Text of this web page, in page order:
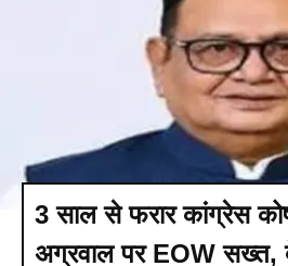
3 साल से फरार कांग्रेस
अग्रवाल पर EOW सख्त,